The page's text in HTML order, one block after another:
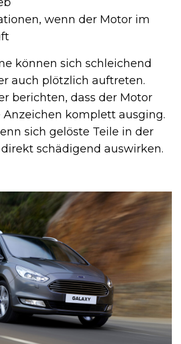
wenn der Motor im
können sich schleichend
auch plötzlich auftreten.
berichten, dass der Motor
komplett ausging.
sich gelöste Teile in der
schädigend auswirken.